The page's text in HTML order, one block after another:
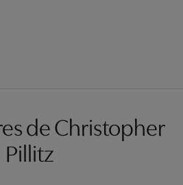
de Christopher
Pillitz